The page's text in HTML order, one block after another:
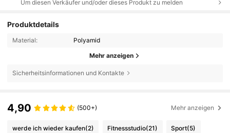
Um diesen Verkäufer und/oder dieses Produkt zu melden
Produktdetails
Material: Polyamid
Mehr anzeigen
Sicherheitsinformationen und Kontakte
4,90 (500+) Mehr anzeigen
werde ich wieder kaufen(2) Fitnessstudio(21) Sport(5)